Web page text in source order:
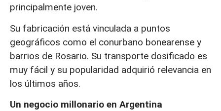
principalmente joven.
Su fabricación está vinculada a puntos
geográficos como el conurbano bonearense y
barrios de Rosario. Su transporte dosificado es
muy fácil y su popularidad adquirió relevancia en
los últimos años.
Un negocio millonario en Argentina